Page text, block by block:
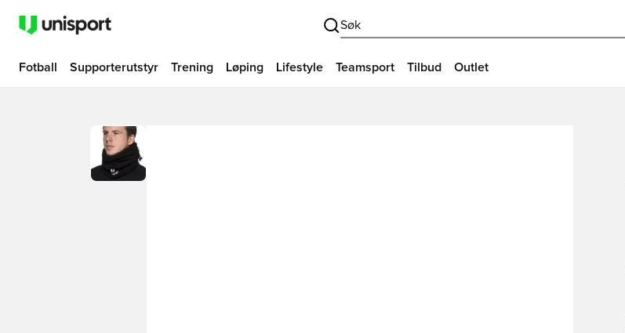
Søk
Fotball Supporterutstyr Trening Løping Lifestyle Teamsport Tilbud Outlet